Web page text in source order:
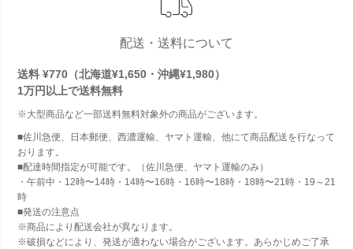
配送・送料について
送料 ¥770（北海道¥1,650・沖縄¥1,980）
1万円以上で送料無料
※大型商品など一部送料無料対象外の商品がございます。
■佐川急便、日本郵便、西濃運輸、ヤマト運輸、他にて商品配送を行なって
おります。
■配達時間指定が可能です。（佐川急便、ヤマト運輸のみ）
・午前中・12時〜14時・14時〜16時・16時〜18時・18時〜21時・19～21
時
■発送の注意点
※商品により配送会社が異なります。
※破損などにより、発送が適わない場合がございます。あらかじめご了承